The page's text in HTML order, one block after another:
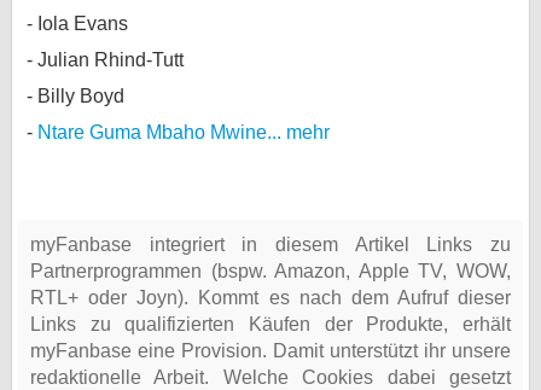
Iola Evans
Julian Rhind-Tutt
Billy Boyd
Ntare Guma Mbaho Mwine... mehr
myFanbase integriert in diesem Artikel Links zu
Partnerprogrammen (bspw. Amazon, Apple TV, WOW,
RTL+ oder Joyn). Kommt es nach dem Aufruf dieser
Links zu qualifizierten Käufen der Produkte, erhält
myFanbase eine Provision. Damit unterstützt ihr unsere
redaktionelle Arbeit. Welche Cookies dabei gesetzt